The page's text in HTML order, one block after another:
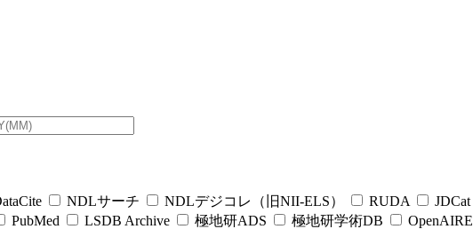
NDLサーチ NDLデジコレ（旧NII-ELS） RUDA JDCat
PubMed LSDB Archive 極地研ADS 極地研学術DB OpenAIRE